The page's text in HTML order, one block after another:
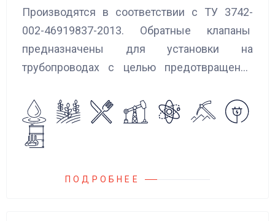
Производятся в соответствии с ТУ 3742-
002-46919837-2013. Обратные клапаны
предназначены для установки на
трубопроводах с целью предотвращения
агрессивных жидкостей, эмульсий,
суспензий и пропуска их в прямом
направлении.
ПОДРОБНЕЕ